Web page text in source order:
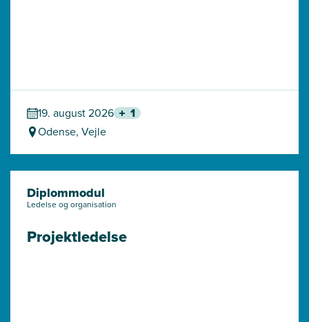
19. august 2026
1
Odense, Vejle
Diplommodul
Ledelse og organisation
Projektledelse